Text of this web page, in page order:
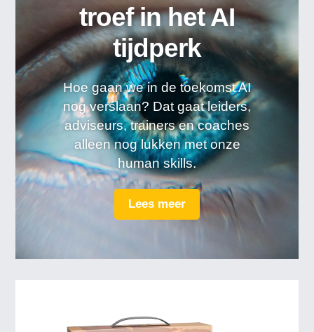
troef in het AI
tijdperk
Hoe gaan we in de toekomst AI
nog verslaan? Dat gaat leiders,
adviseurs, trainers en coaches
alleen nog lukken met onze
human skills.
Lees meer